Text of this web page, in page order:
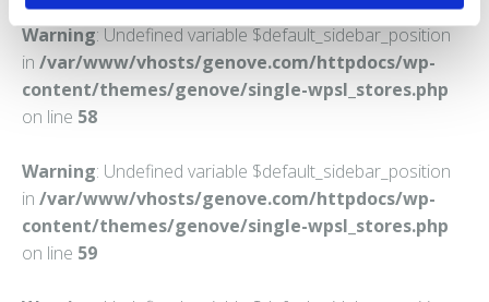
Warning: Undefined variable $default_sidebar_position
in /var/www/vhosts/genove.com/httpdocs/wp-
content/themes/genove/single-wpsl_stores.php
on line 58
Warning: Undefined variable $default_sidebar_position
in /var/www/vhosts/genove.com/httpdocs/wp-
content/themes/genove/single-wpsl_stores.php
on line 59